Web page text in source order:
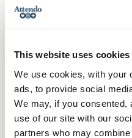
This website uses cookies
We use cookies, with your
ads, to provide social
We may, if you consented,
use of our site with our
partners who may